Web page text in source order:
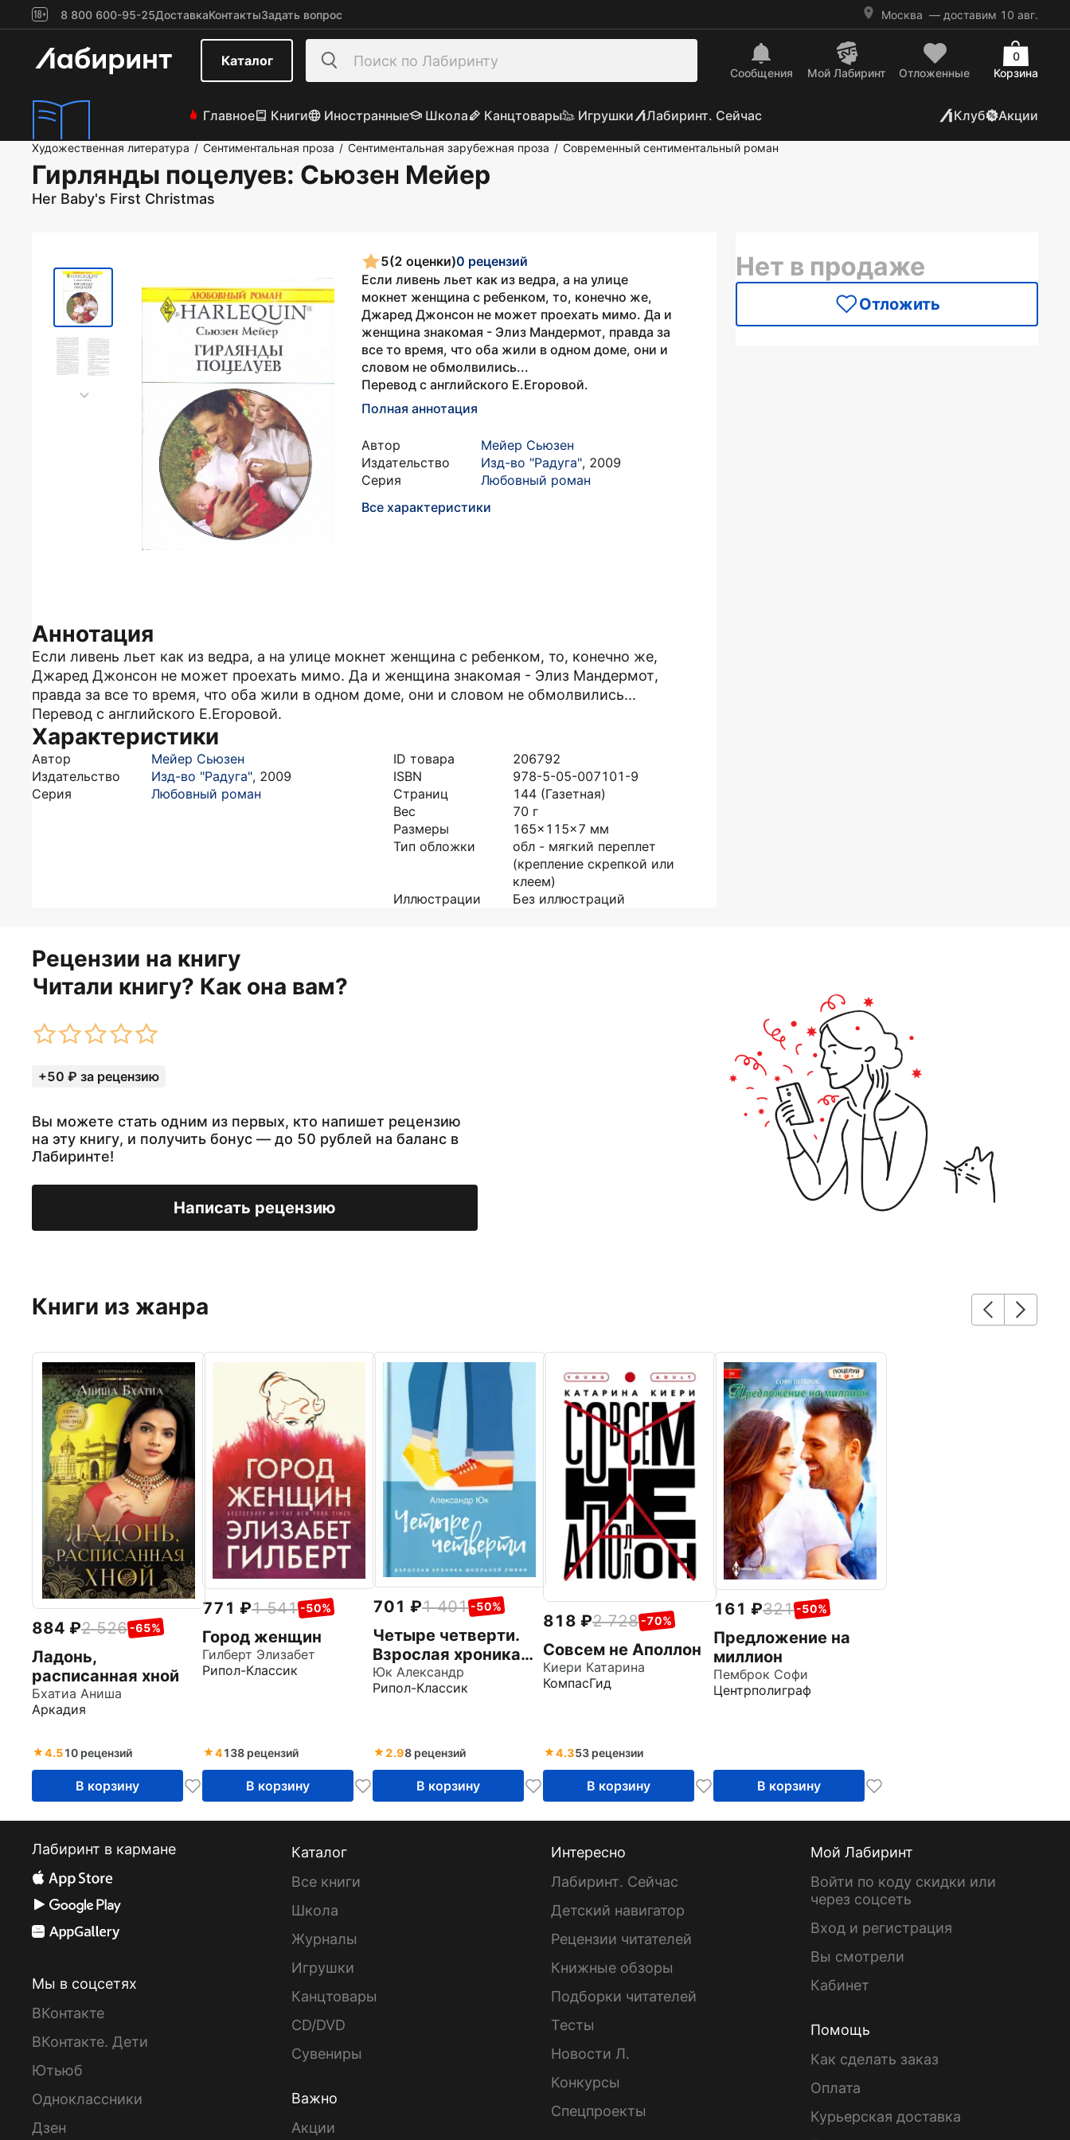
8 800 600-95-25ДоставкаКонтактыЗадать вопрос Москва — доставим 10 авг.
Каталог
Сообщения Mой Лабиринт Отложенные Корзина
0
Главное Книги Иностранные Школа Канцтовары Игрушки Лабиринт. Сейчас Клуб Акции
Художественная литература / Сентиментальная проза / Сентиментальная зарубежная проза / Современный сентиментальный роман
Гирлянды поцелуев: Сьюзен Мейер
Her Baby's First Christmas
5(2 оценки)0 рецензий
Если ливень льет как из ведра, а на улице
мокнет женщина с ребенком, то, конечно же,
Джаред Джонсон не может проехать мимо. Да и
женщина знакомая - Элиз Мандермот, правда за
все то время, что оба жили в одном доме, они и
словом не обмолвились...
Перевод с английского Е.Егоровой.
Полная аннотация
Автор
Мейер Сьюзен
Издательство
Изд-во "Радуга", 2009
Серия
Любовный роман
Все характеристики
Аннотация
Если ливень льет как из ведра, а на улице мокнет женщина с ребенком, то, конечно же,
Джаред Джонсон не может проехать мимо. Да и женщина знакомая - Элиз Мандермот,
правда за все то время, что оба жили в одном доме, они и словом не обмолвились...
Перевод с английского Е.Егоровой.
Характеристики
Автор
Мейер Сьюзен
Издательство
Изд-во "Радуга", 2009
Серия
Любовный роман
ID товара
206792
ISBN
978-5-05-007101-9
Страниц
144 (Газетная)
Вес
70 г
Размеры
165x115x7 мм
Тип обложки
обл - мягкий переплет
(крепление скрепкой или
клеем)
Иллюстрации
Без иллюстраций
Нет в продаже
Отложить
Рецензии на книгу
Читали книгу? Как она вам?
+50 ₽ за рецензию
Вы можете стать одним из первых, кто напишет рецензию
на эту книгу, и получить бонус — до 50 рублей на баланс в
Лабиринте!
Написать рецензию
Книги из жанра
884 2 526 -65%
Ладонь,
расписанная хной
Бхатиа Аниша
Аркадия
4.510 рецензий
В корзину
771 1 541 -50%
Город женщин
Гилберт Элизабет
Рипол-Классик
4138 рецензий
В корзину
701 1 401 -50%
Четыре четверти.
Взрослая хроника
школьной любви
Юк Александр
Рипол-Классик
2.98 рецензий
В корзину
818 2 728 -70%
Совсем не Аполлон
Киери Катарина
КомпасГид
4.353 рецензии
В корзину
161 321 -50%
Предложение на
миллион
Пемброк Софи
Центрполиграф
В корзину
Лабиринт в кармане
Мы в соцсетях
ВКонтакте
ВКонтакте. Дети
Ютьюб
Одноклассники
Дзен
Каталог
Все книги
Школа
Журналы
Игрушки
Канцтовары
CD/DVD
Сувениры
Важно
Акции
Интересно
Лабиринт. Сейчас
Детский навигатор
Рецензии читателей
Книжные обзоры
Подборки читателей
Тесты
Новости Л.
Конкурсы
Спецпроекты
Мой Лабиринт
Войти по коду скидки или
через соцсеть
Вход и регистрация
Вы смотрели
Кабинет
Помощь
Как сделать заказ
Оплата
Курьерская доставка